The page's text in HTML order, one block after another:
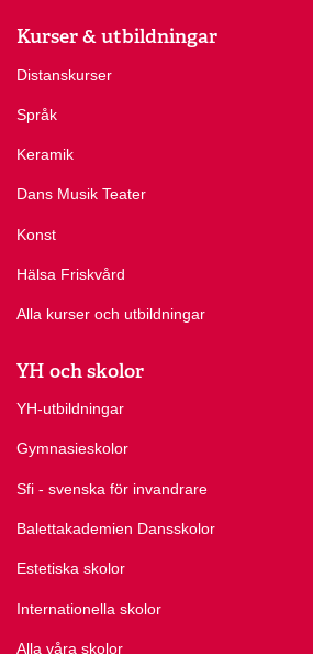
Kurser & utbildningar
Distanskurser
Språk
Keramik
Dans Musik Teater
Konst
Hälsa Friskvård
Alla kurser och utbildningar
YH och skolor
YH-utbildningar
Gymnasieskolor
Sfi - svenska för invandrare
Balettakademien Dansskolor
Estetiska skolor
Internationella skolor
Alla våra skolor